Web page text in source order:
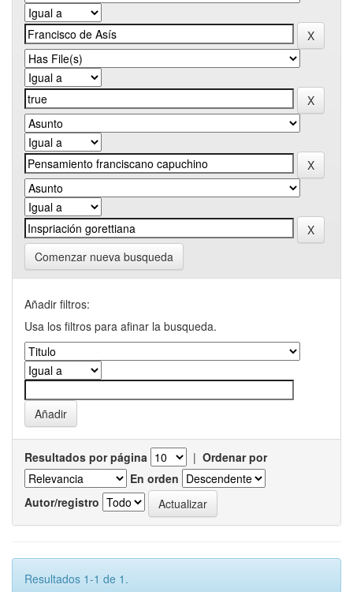
Comenzar nueva busqueda
Añadir filtros:
Usa los filtros para afinar la busqueda.
Resultados por página | Ordenar por
En orden
Autor/registro
Resultados 1-1 de 1.